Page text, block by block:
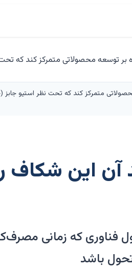
متمرکز کند که تحت نظر استیو
آن این شکاف
که زمانی
باشد